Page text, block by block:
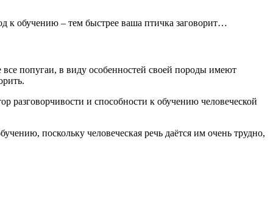
к обучению – тем быстрее ваша птичка заговорит…
попугаи, в виду особенностей своей породы имеют
разговорчивости и способности к обучению человеческой
поскольку человеческая речь даётся им очень трудно,